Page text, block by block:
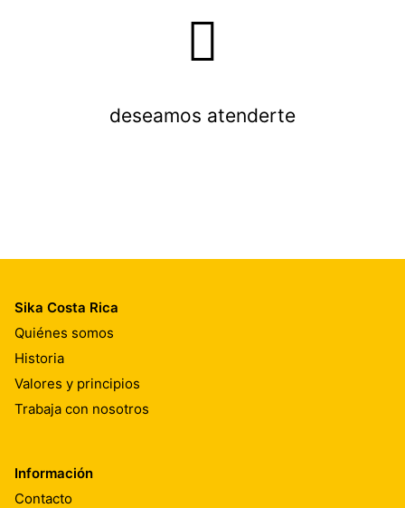
deseamos atenderte
Sika Costa Rica
Quiénes somos
Historia
Valores y principios
Trabaja con nosotros
Información
Contacto